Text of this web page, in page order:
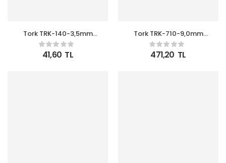
Tork TRK-140-3,5mm
Siyah 100lü Kablo Bağı
41,60 TL
Tork TRK-710-9,0mm
Beyaz 100lü Kablo Bağı
471,20 TL